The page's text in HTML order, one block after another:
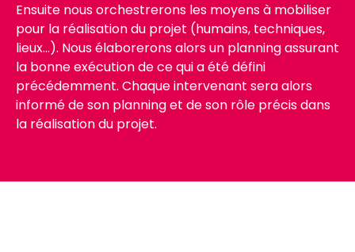
Ensuite nous orchestrerons les moyens à mobiliser
pour la réalisation du projet (humains, techniques,
lieux…). Nous élaborerons alors un planning assurant
la bonne exécution de ce qui a été défini
précédemment. Chaque intervenant sera alors
informé de son planning et de son rôle précis dans
la réalisation du projet.